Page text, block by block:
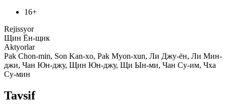
16+
Rejissyor
Щин Ён-щик
Aktyorlar
Pak Chon-min, Son Kan-xo, Pak Myon-xun, Ли Джу-ён, Ли Мин-
джи, Чан Юн-джу, Щин Юн-джу, Щи Ын-ми, Чан Су-им, Чха
Су-мин
Tavsif